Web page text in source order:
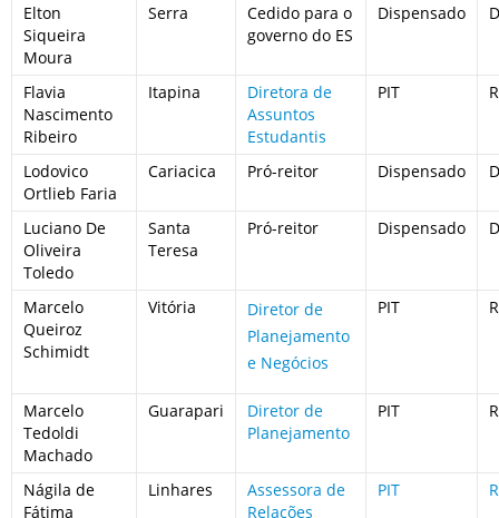
Elton
Siqueira
Moura
Serra
Cedido para o
governo do ES
Dispensado
Flavia
Nascimento
Ribeiro
Itapina
Diretora de
Assuntos
Estudantis
PIT
Lodovico
Ortlieb Faria
Cariacica Pró-reitor Dispensado
Luciano De
Oliveira
Toledo
Santa
Teresa
Pró-reitor Dispensado
Marcelo
Queiroz
Schimidt
Vitória
Diretor de
Planejamento
e Negócios
PIT
Marcelo
Tedoldi
Machado
Guarapari
Diretor de
Planejamento
PIT
Nágila de
Fátima
Linhares
Assessora de
Relações
PIT